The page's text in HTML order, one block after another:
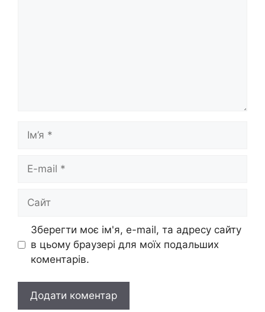
mail
Зберегти моє ім'я, e-mail, та адресу сайту
в цьому браузері для моїх подальших
коментарів.